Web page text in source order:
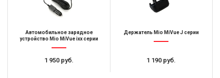
Автомобильное зарядное
устройство Mio MiVue ixx серии
1 950 руб.
Держатель Mio MiVue J серии
1 190 руб.